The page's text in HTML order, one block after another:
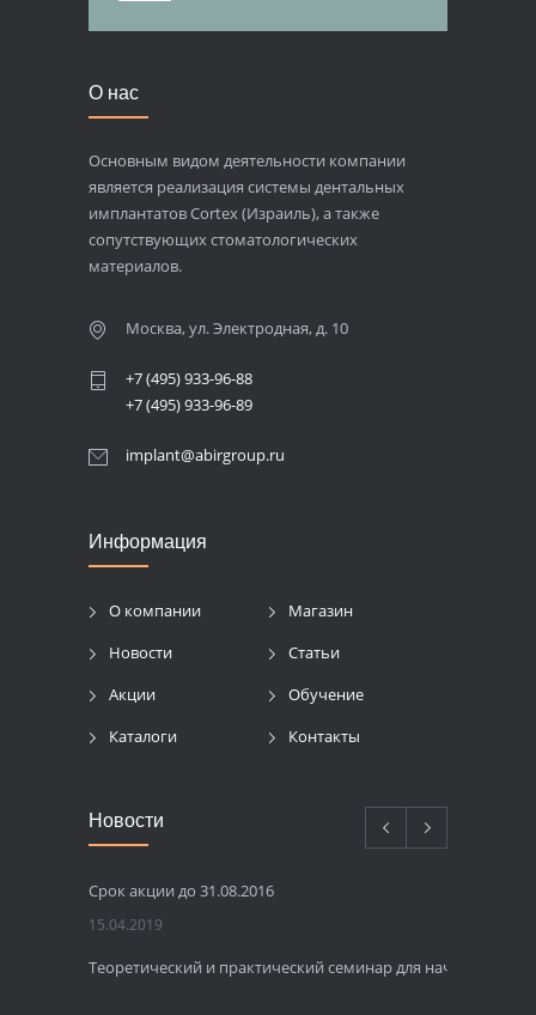
О нас
Основным видом деятельности компании
является реализация системы дентальных
имплантатов Cortex (Израиль), а также
сопутствующих стоматологических
материалов.
Москва, ул. Электродная, д. 10
+7 (495) 933-96-88
+7 (495) 933-96-89
implant@abirgroup.ru
Информация
О компании
Магазин
Новости
Статьи
Акции
Обучение
Каталоги
Контакты
Новости
Срок акции до 31.08.2016
15.04.2019
Теоретический и практический семинар для начинающих